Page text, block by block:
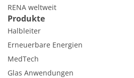
RENA weltweit
Produkte
Halbleiter
Erneuerbare Energien
MedTech
Glas Anwendungen